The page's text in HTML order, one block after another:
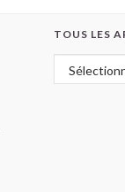
TOUS LES
Tous les